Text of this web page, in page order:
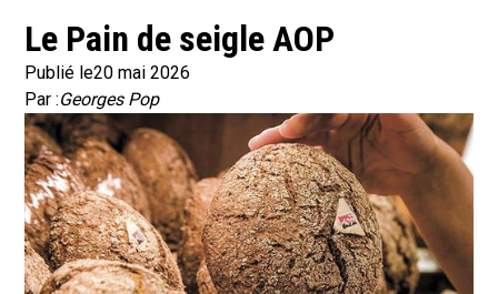
Le Pain de seigle AOP
Publié le20 mai 2026
Par :Georges Pop